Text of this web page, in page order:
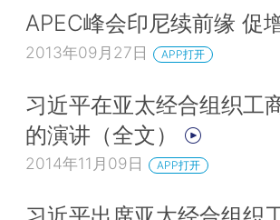
APEC峰会印尼续前缘 促
2013年09月27日 APP打开
习近平在亚太经合组织工
的演讲（全文）
2014年11月09日 APP打开